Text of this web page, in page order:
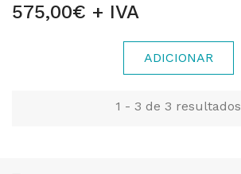
575,00€ + IVA
ADICIONAR
1 - 3 de 3 resultados